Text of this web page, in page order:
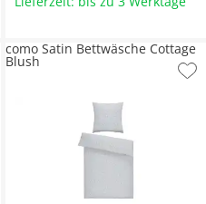
como Satin Bettwäsche Cottage
Blush